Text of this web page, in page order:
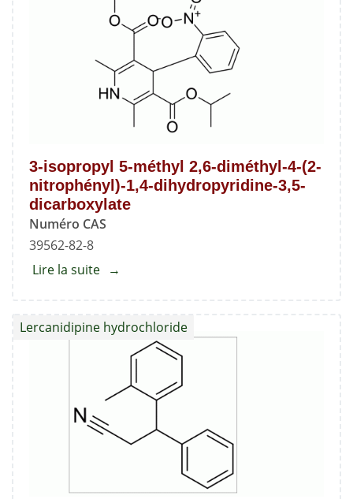
3-isopropyl 5-méthyl 2,6-diméthyl-4-(2-
nitrophényl)-1,4-dihydropyridine-3,5-
dicarboxylate
Numéro CAS
39562-82-8
Lire la suite about
5-
méthyl
diméthyl-
4-
(2-
dihydropyridine-
Lercanidipine hydrochloride